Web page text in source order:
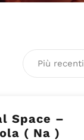
Più recenti
Space –
( Na )